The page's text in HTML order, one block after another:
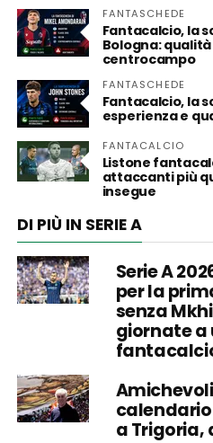
FANTASCHEDE
Fantacalcio, la
Bologna:
centrocampo
FANTASCHEDE
Fantacalcio, la
esperienza e
FANTACALCIO
Listone
attaccanti più
insegue
DI PIÙ IN SERIE A
Serie A
per la
senza
giornate a
a Trigoria,